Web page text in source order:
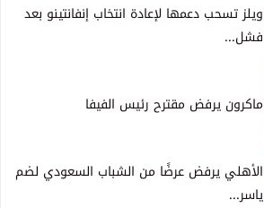
ويلز تسحب دعمها لإعادة انتخاب إنفانتينو بعد
فشل...
ماكرون يرفض مقترح رئيس الفيفا
الأهلي يرفض عرضًا من الشباب السعودي لضم
ياسر...